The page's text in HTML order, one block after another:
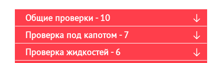
Общие проверки - 10
Проверка под капотом - 7
Проверка жидкостей - 6